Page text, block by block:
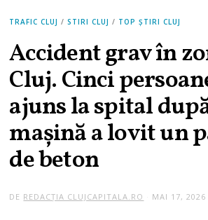
TRAFIC CLUJ / STIRI CLUJ / TOP ȘTIRI CLUJ
Accident grav în
Cluj. Cinci
ajuns la spital
mașină a lovit un
de beton
DE REDACȚIA CLUJCAPITALA.RO MAI 17, 2026